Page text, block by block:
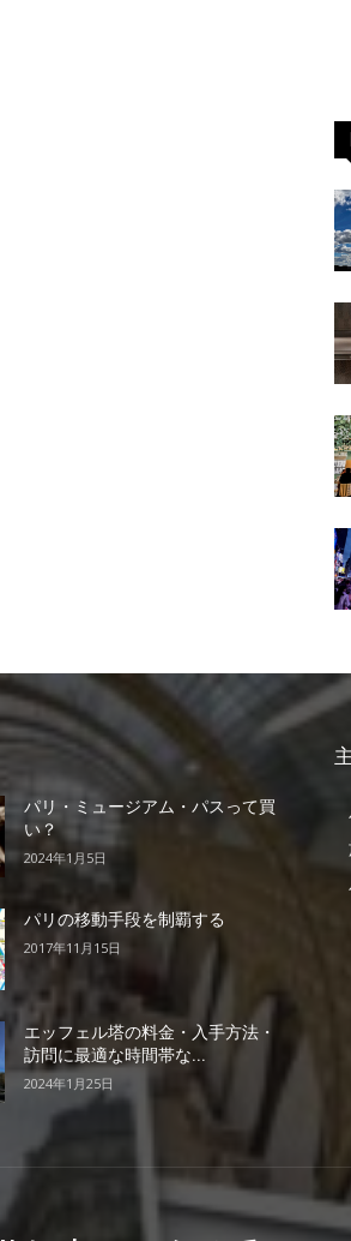
パリ・ミュージアム・パスって買
い？
2024年1月5日
パリの移動手段を制覇する
2017年11月15日
エッフェル塔の料金・入手方法・
訪問に最適な時間帯な...
2024年1月25日